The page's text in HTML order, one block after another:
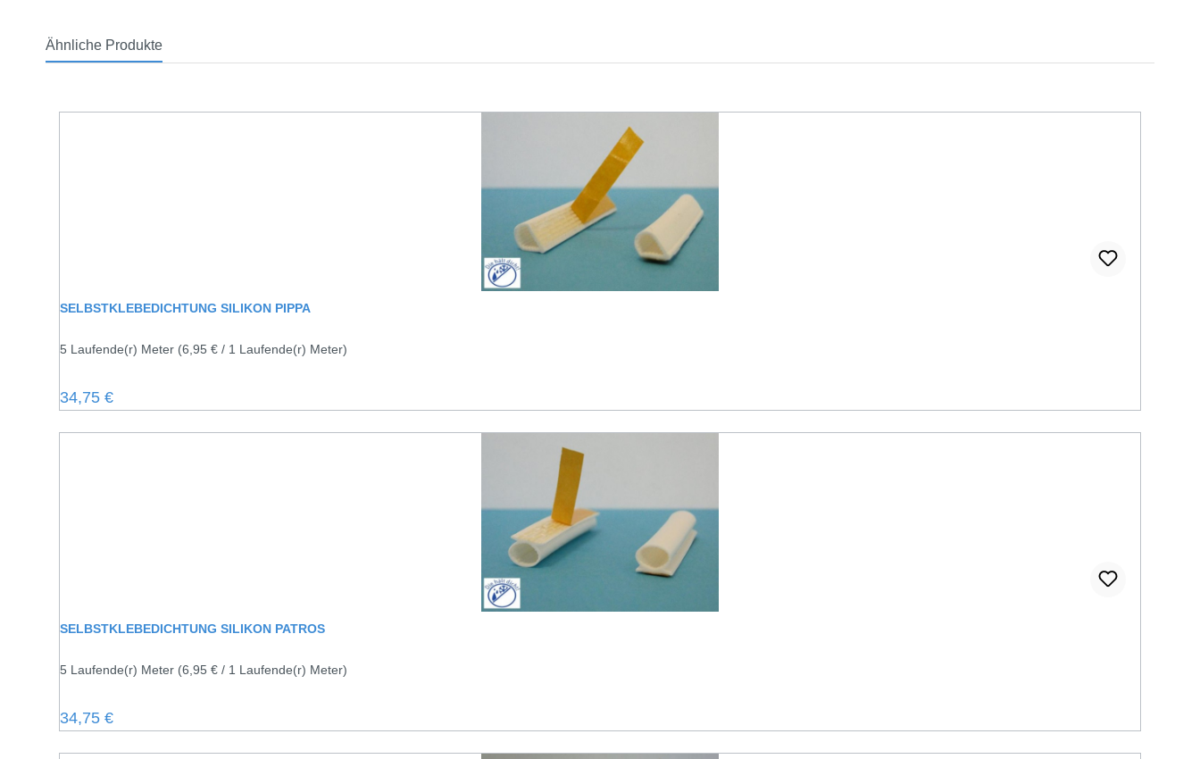
Ähnliche Produkte
SELBSTKLEBEDICHTUNG SILIKON PIPPA
5 Laufende(r) Meter (6,95 € / 1 Laufende(r) Meter)
Regulärer Preis:
34,75 €
SELBSTKLEBEDICHTUNG SILIKON PATROS
5 Laufende(r) Meter (6,95 € / 1 Laufende(r) Meter)
Regulärer Preis:
34,75 €